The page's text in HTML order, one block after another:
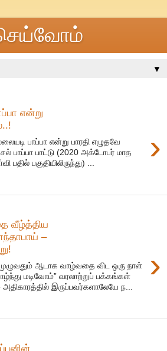
▼
என்று
›
பாப்பா என்று பாரதி எழுதவே
பாப்பா பாட்டு (2020 அக்டோபர் மாத
பதில் பகுதியிலிருந்து) ...
வீழ்த்திய
–
›
ஆடாக வாழ்வதை விட ஒரு நாள்
மடிவோம்” வரலாற்றுப் பக்கங்கள்
அதிகாரத்தில் இருப்பவர்களாலேயே ந...